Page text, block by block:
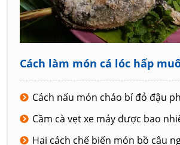
Cách làm món cá lóc hấp
Cách nấu món cháo bí đỏ đậu
Cầm cà vẹt xe máy được bao
Hai cách chế biến món bồ câu